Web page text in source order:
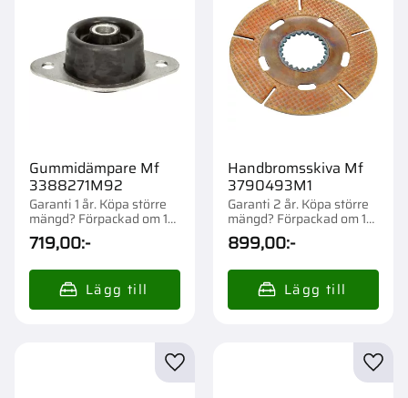
Gummidämpare Mf
3388271M92
Garanti 1 år. Köpa större
mängd? Förpackad om 1
st.
719,00:-
Handbromsskiva Mf
3790493M1
Garanti 2 år. Köpa större
mängd? Förpackad om 1
st.
899,00:-
Lägg till i favoriter